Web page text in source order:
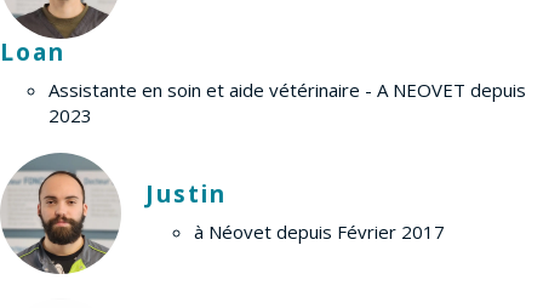
Loan
Assistante en soin et aide vétérinaire - A NEOVET depuis
2023
Justin
à Néovet depuis Février 2017